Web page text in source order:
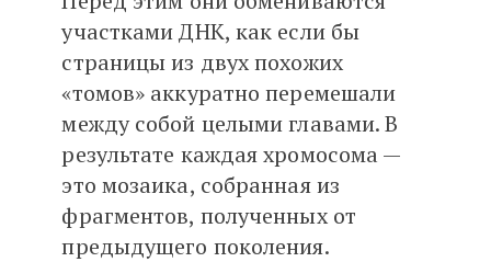
участками ДНК, как если бы
страницы из двух похожих
«томов» аккуратно перемешали
между собой целыми главами. В
результате каждая хромосома —
это мозаика, собранная из
фрагментов, полученных от
предыдущего поколения.